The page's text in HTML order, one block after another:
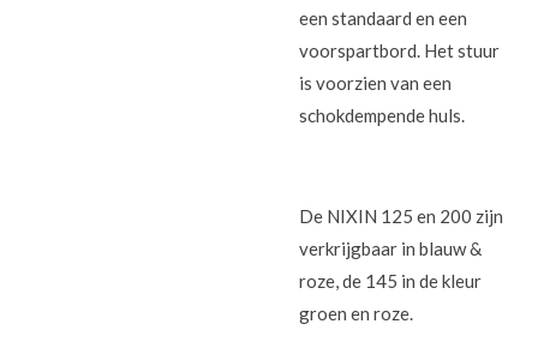
een standaard en een
voorspartbord. Het stuur
is voorzien van een
schokdempende huls.
De NIXIN 125 en 200 zijn
verkrijgbaar in blauw &
roze, de 145 in de kleur
groen en roze.